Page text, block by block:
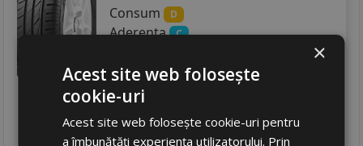
Consum
D
Aderenta C
243RON
267 RON
Ultima bucata!
×
Acest site web folosește
cookie-uri
Acest site web folosește cookie-uri pentru
a îmbunătăți experiența utilizatorului. Prin